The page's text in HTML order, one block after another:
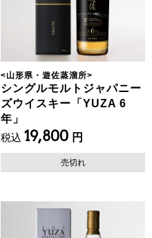
<山形県・遊佐蒸溜所>
シングルモルトジャパニー
ズウイスキー「YUZA 6
年」
税込 19,800 円
売切れ